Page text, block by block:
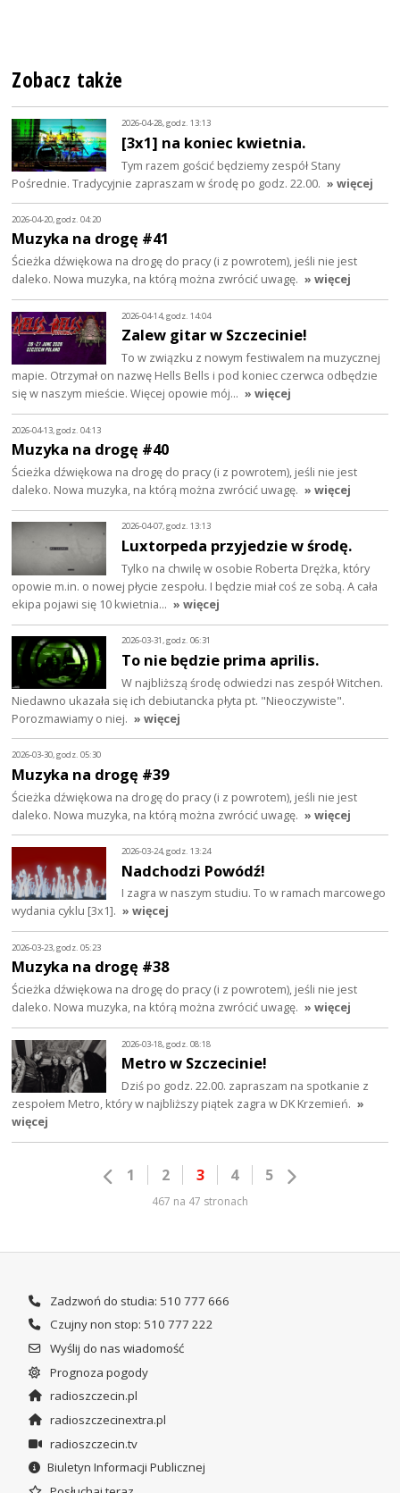
Zobacz także
2026-04-28, godz. 13:13
[3x1] na koniec kwietnia.
Tym razem gościć będziemy zespół Stany
Pośrednie. Tradycyjnie zapraszam w środę po godz. 22.00. » więcej
2026-04-20, godz. 04:20
Muzyka na drogę #41
Ścieżka dźwiękowa na drogę do pracy (i z powrotem), jeśli nie jest
daleko. Nowa muzyka, na którą można zwrócić uwagę. » więcej
2026-04-14, godz. 14:04
Zalew gitar w Szczecinie!
To w związku z nowym festiwalem na muzycznej
mapie. Otrzymał on nazwę Hells Bells i pod koniec czerwca odbędzie
się w naszym mieście. Więcej opowie mój… » więcej
2026-04-13, godz. 04:13
Muzyka na drogę #40
Ścieżka dźwiękowa na drogę do pracy (i z powrotem), jeśli nie jest
daleko. Nowa muzyka, na którą można zwrócić uwagę. » więcej
2026-04-07, godz. 13:13
Luxtorpeda przyjedzie w środę.
Tylko na chwilę w osobie Roberta Drężka, który
opowie m.in. o nowej płycie zespołu. I będzie miał coś ze sobą. A cała
ekipa pojawi się 10 kwietnia… » więcej
2026-03-31, godz. 06:31
To nie będzie prima aprilis.
W najbliższą środę odwiedzi nas zespół Witchen.
Niedawno ukazała się ich debiutancka płyta pt. "Nieoczywiste".
Porozmawiamy o niej. » więcej
2026-03-30, godz. 05:30
Muzyka na drogę #39
Ścieżka dźwiękowa na drogę do pracy (i z powrotem), jeśli nie jest
daleko. Nowa muzyka, na którą można zwrócić uwagę. » więcej
2026-03-24, godz. 13:24
Nadchodzi Powódź!
I zagra w naszym studiu. To w ramach marcowego
wydania cyklu [3x1]. » więcej
2026-03-23, godz. 05:23
Muzyka na drogę #38
Ścieżka dźwiękowa na drogę do pracy (i z powrotem), jeśli nie jest
daleko. Nowa muzyka, na którą można zwrócić uwagę. » więcej
2026-03-18, godz. 08:18
Metro w Szczecinie!
Dziś po godz. 22.00. zapraszam na spotkanie z
zespołem Metro, który w najbliższy piątek zagra w DK Krzemień. »
więcej
1 2 3 4 5
467 na 47 stronach
Zadzwoń do studia: 510 777 666
Czujny non stop: 510 777 222
Wyślij do nas wiadomość
Prognoza pogody
radioszczecin.pl
radioszczecinextra.pl
radioszczecin.tv
Biuletyn Informacji Publicznej